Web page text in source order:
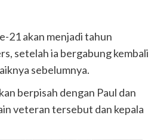
21 akan menjadi tahun
setelah ia bergabung kembali
sebelumnya.
berpisah dengan Paul dan
veteran tersebut dan kepala